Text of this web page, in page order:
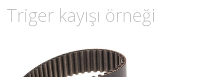
Triger kayışı örneği